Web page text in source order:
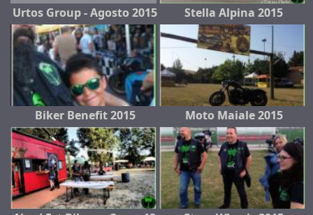
Urtos Group - Agosto 2015 Stella Alpina 2015
Biker Benefit 2015 Moto Maiale 2015